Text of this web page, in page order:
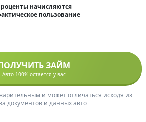
начисляются
пользование
ЗАЙМ
Авто 100% остается у вас
и может отличаться исходя из
документов и данных авто